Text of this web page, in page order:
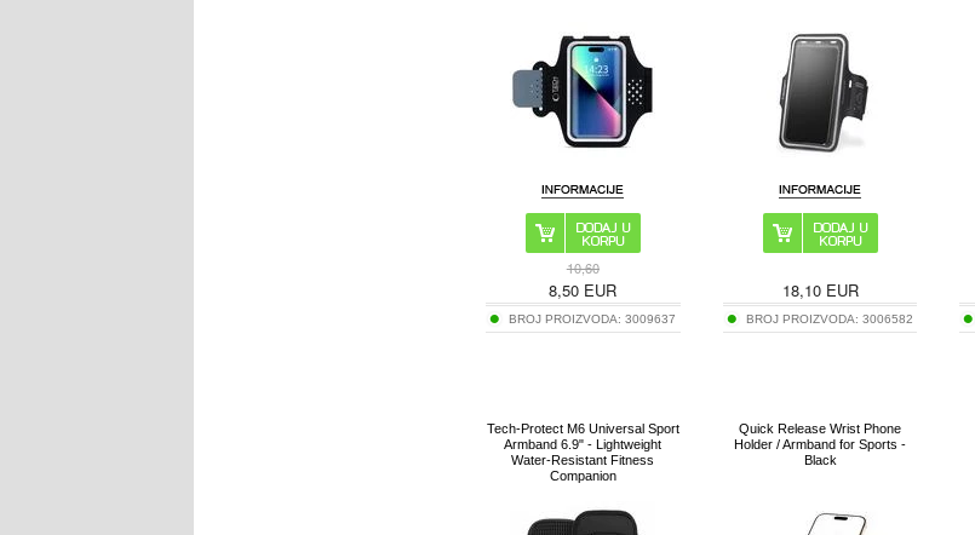
10,60
8,50 EUR
BROJ PROIZVODA: 3009637
18,10EUR
BROJ PROIZVODA: 3006582
Tech-Protect M6 Universal Sport
Armband 6.9" - Lightweight
Water-Resistant Fitness
Companion
Quick Release Wrist Phone
Holder / Armband for Sports -
Black